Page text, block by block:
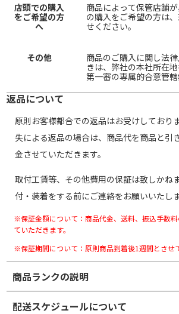
店頭での購入
をご希望の方
へ
商品によって保管店舗
の購入をご希望の方は
せください。
その他
商品のご購入に関し法
きは、弊社の本社所在
第一審の専属的合意管轄
返品について
原則お客様都合での返品はお受けしており
失による返品の場合は、商品代を商品と引
金させていただきます。
取付工賃等、その他費用の保証は致しかね
付・装着をする前にご連絡をお願いいたしま
※保証金額について：商品代金、送料、振込手数
ていただきます。
※保証期間について：原則商品到着後1週間とさせ
商品ランクの説明
※商品ランクは出品者の主観により判断し
かじめご了承ください。
配送スケジュールについて